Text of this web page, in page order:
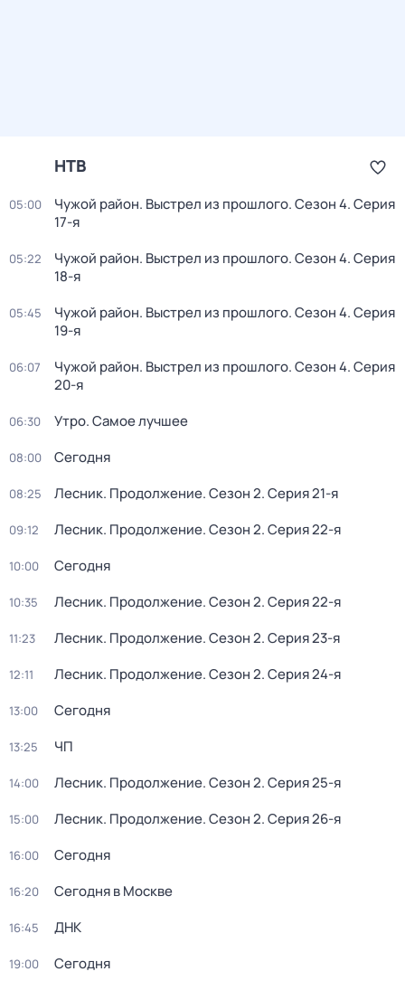
НТВ
05:00 Чужой район. Выстрел из прошлого. Сезон 4. Серия
17-я
05:22 Чужой район. Выстрел из прошлого. Сезон 4. Серия
18-я
05:45 Чужой район. Выстрел из прошлого. Сезон 4. Серия
19-я
06:07 Чужой район. Выстрел из прошлого. Сезон 4. Серия
20-я
06:30 Утро. Самое лучшее
08:00 Сегодня
08:25 Лесник. Продолжение. Сезон 2. Серия 21-я
09:12 Лесник. Продолжение. Сезон 2. Серия 22-я
10:00 Сегодня
10:35 Лесник. Продолжение. Сезон 2. Серия 22-я
11:23 Лесник. Продолжение. Сезон 2. Серия 23-я
12:11 Лесник. Продолжение. Сезон 2. Серия 24-я
13:00 Сегодня
13:25 ЧП
14:00 Лесник. Продолжение. Сезон 2. Серия 25-я
15:00 Лесник. Продолжение. Сезон 2. Серия 26-я
16:00 Сегодня
16:20 Сегодня в Москве
16:45 ДНК
19:00 Сегодня